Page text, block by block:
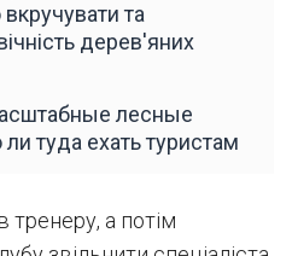
та
дерев'яних
лесные
туда ехать туристам
тренеру, а потім